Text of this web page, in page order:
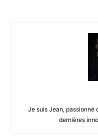
Je suis Jean, passionné
dernières